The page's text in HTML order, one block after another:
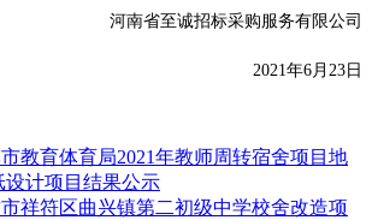
河南省至诚招标采购服务有限公司
2021年6月23日
教育体育局2021年教师周转宿舍项目地
设计项目结果公示
祥符区曲兴镇第二初级中学校舍改造项